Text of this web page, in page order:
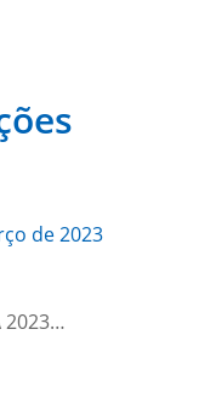
de 2023
2023…